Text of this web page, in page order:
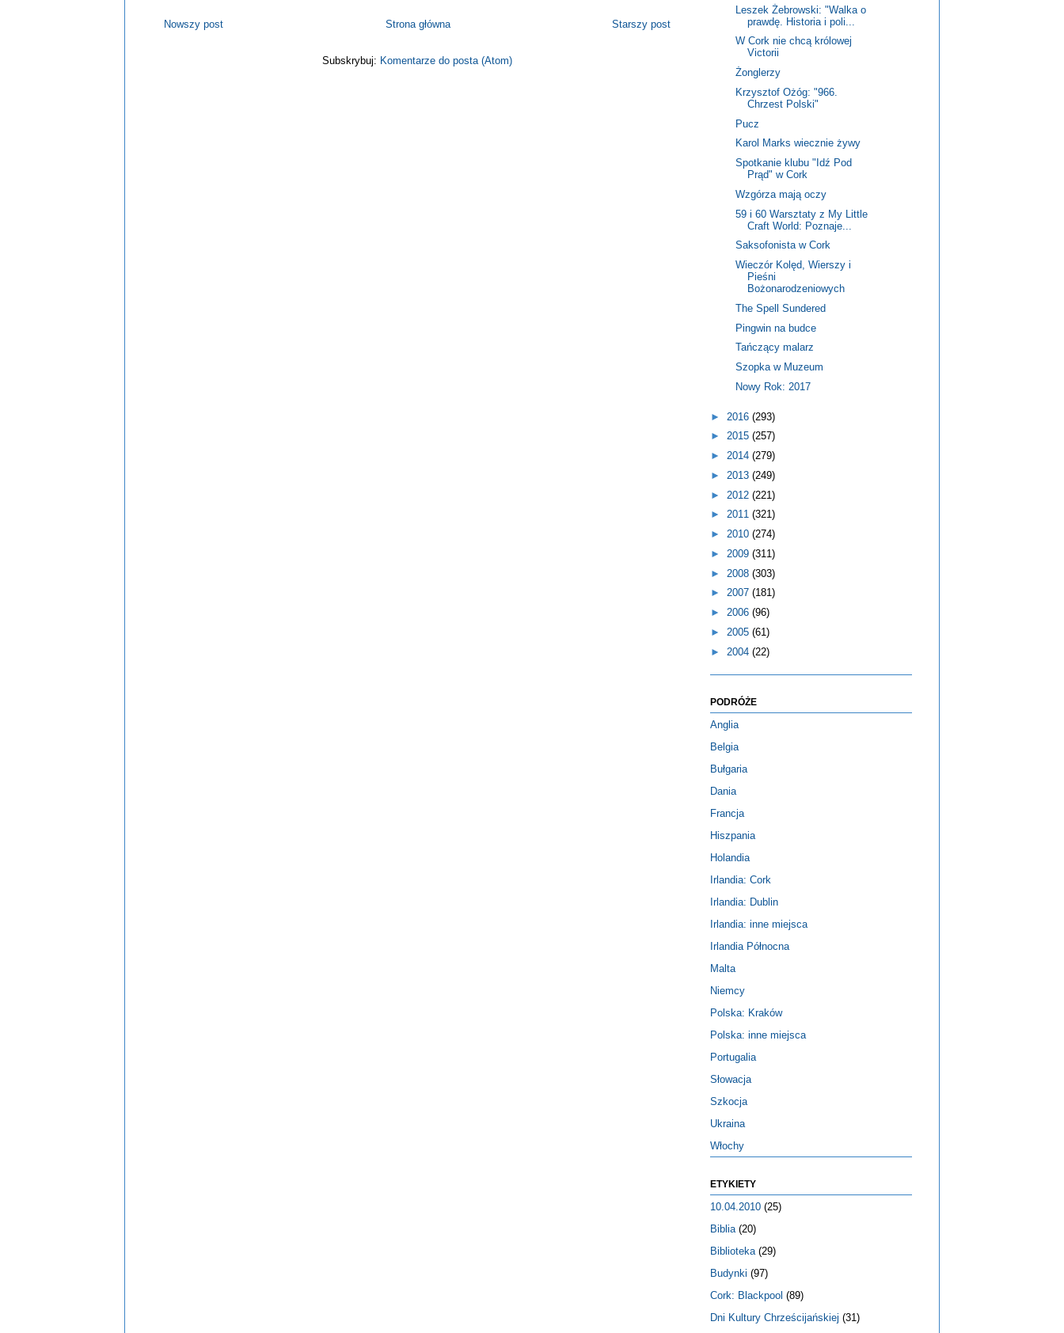
Nowszy post Starszy post
Strona główna
Subskrybuj: Komentarze do posta (Atom)
Leszek Żebrowski: "Walka o
prawdę. Historia i poli...
W Cork nie chcą królowej
Victorii
Żonglerzy
Krzysztof Ożóg: "966.
Chrzest Polski"
Pucz
Karol Marks wiecznie żywy
Spotkanie klubu "Idź Pod
Prąd" w Cork
Wzgórza mają oczy
59 i 60 Warsztaty z My Little
Craft World: Poznaje...
Saksofonista w Cork
Wieczór Kolęd, Wierszy i
Pieśni
Bożonarodzeniowych
The Spell Sundered
Pingwin na budce
Tańczący malarz
Szopka w Muzeum
Nowy Rok: 2017
► 2016 (293)
► 2015 (257)
► 2014 (279)
► 2013 (249)
► 2012 (221)
► 2011 (321)
► 2010 (274)
► 2009 (311)
► 2008 (303)
► 2007 (181)
► 2006 (96)
► 2005 (61)
► 2004 (22)
PODRÓŻE
Anglia
Belgia
Bułgaria
Dania
Francja
Hiszpania
Holandia
Irlandia: Cork
Irlandia: Dublin
Irlandia: inne miejsca
Irlandia Północna
Malta
Niemcy
Polska: Kraków
Polska: inne miejsca
Portugalia
Słowacja
Szkocja
Ukraina
Włochy
ETYKIETY
10.04.2010 (25)
Biblia (20)
Biblioteka (29)
Budynki (97)
Cork: Blackpool (89)
Dni Kultury Chrześcijańskiej (31)